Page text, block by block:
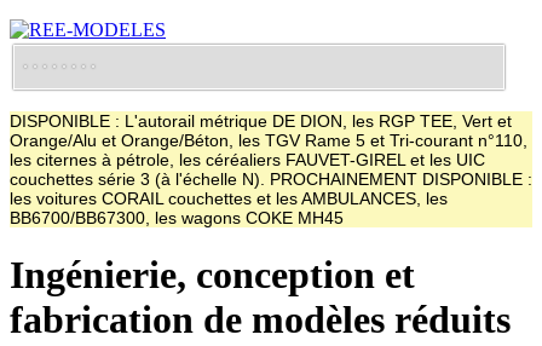
DISPONIBLE : L'autorail métrique DE DION, les RGP TEE, Vert et
Orange/Alu et Orange/Béton, les TGV Rame 5 et Tri-courant n°110,
les citernes à pétrole, les céréaliers FAUVET-GIREL et les UIC
couchettes série 3 (à l'échelle N). PROCHAINEMENT DISPONIBLE :
les voitures CORAIL couchettes et les AMBULANCES, les
BB6700/BB67300, les wagons COKE MH45
Ingénierie, conception et
fabrication de modèles réduits